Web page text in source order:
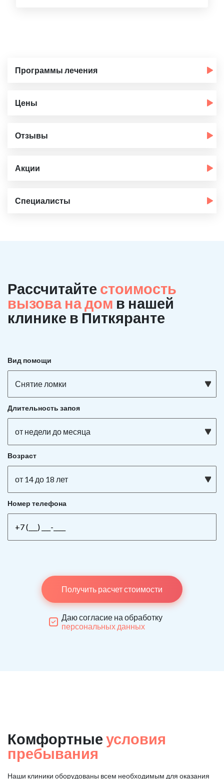
Программы лечения
Цены
Отзывы
Акции
Специалисты
Рассчитайте стоимость
вызова на дом в нашей
клинике в Питкяранте
Вид помощи
Снятие ломки
Длительность запоя
от недели до месяца
Возраст
от 14 до 18 лет
Номер телефона
Получить расчет стоимости
Даю согласие на обработку
персональных данных
Комфортные условия
пребывания
Наши клиники оборудованы всем необходимым для оказания